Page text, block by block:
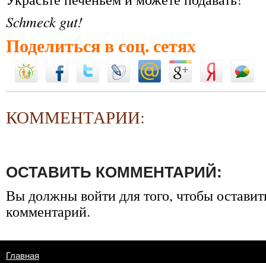
Schmeck gut!
Поделиться в соц. сетях
КОММЕНТАРИИ:
ОСТАВИТЬ КОММЕНТАРИЙ:
Вы должнывойтидля того, чтобы
комментарий.
Главная